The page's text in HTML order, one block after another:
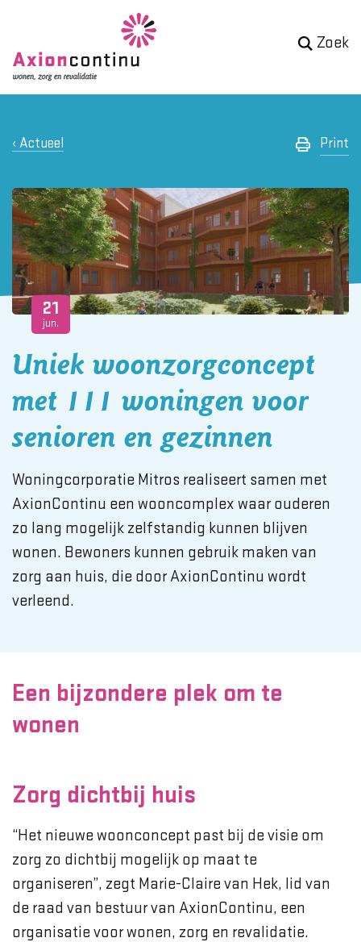
Zoek
Actueel Print
21
jun.
Uniek woonzorgconcept
met 111 woningen voor
senioren en gezinnen
Woningcorporatie Mitros realiseert samen met
AxionContinu een wooncomplex waar ouderen
zo lang mogelijk zelfstandig kunnen blijven
wonen. Bewoners kunnen gebruik maken van
zorg aan huis, die door AxionContinu wordt
verleend.
Een bijzondere plek om te
wonen
Zorg dichtbij huis
“Het nieuwe woonconcept past bij de visie om
zorg zo dichtbij mogelijk op maat te
organiseren”, zegt Marie-Claire van Hek, lid van
de raad van bestuur van AxionContinu, een
organisatie voor wonen, zorg en revalidatie.